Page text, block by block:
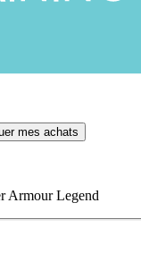
mes achats
Armour Legend